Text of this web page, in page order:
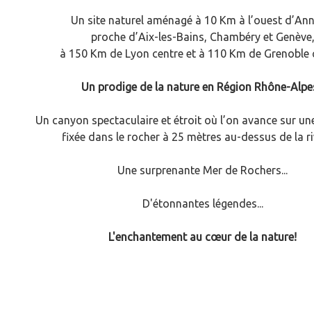
Un site naturel aménagé à 10 Km à l’ouest
proche d’Aix-les-Bains, Chambéry et Genève,
à 150 Km de Lyon centre et à 110 Km de Grenoble
Un prodige de la nature en Région Rhône-
Un canyon spectaculaire et étroit où l’on avance sur
fixée dans le rocher à 25 mètres au-dessus de la
Une surprenante Mer de Rochers...
D'étonnantes légendes...
L'enchantement au cœur de la nature!